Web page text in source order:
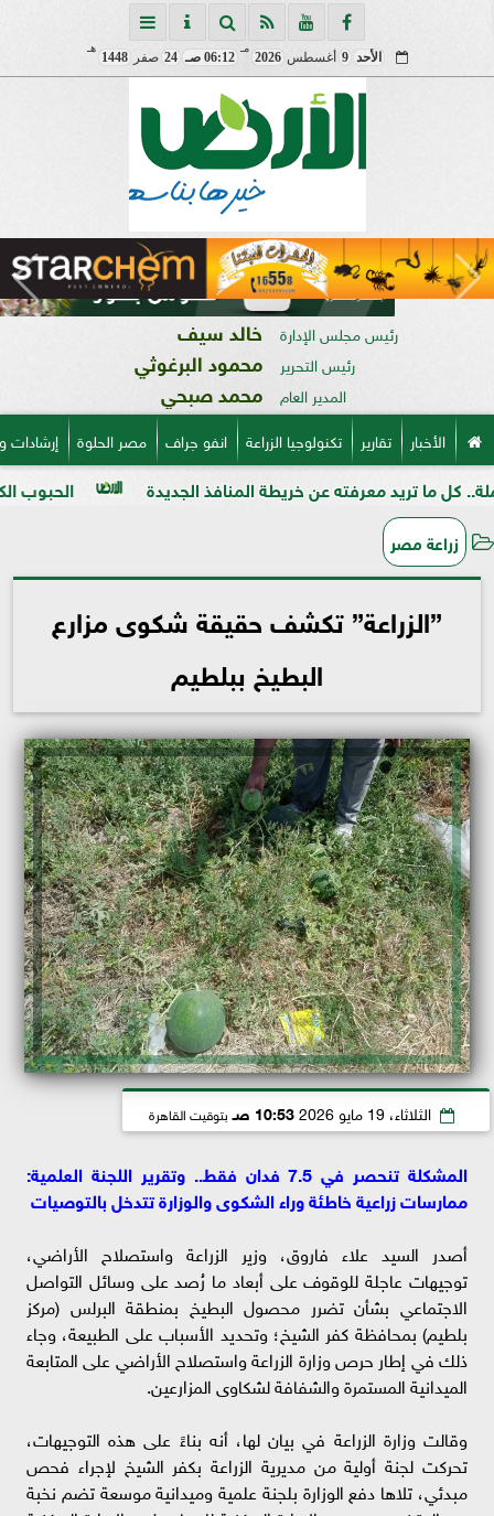
الأحد 9 أغسطس2026
مـ
06:12 صـ 24 صفر1448
هـ
رئيس مجلس الإدارة خالد سيف
رئيس التحرير محمود البرغوثي
المدير العام محمد صبحي
الأخبار تقارير تكنولوجيا الزراعة انفو جراف مصر الحلوة
الحبوب الكاملة معرفته عن خريطة المنافذ الجديدة
زراعة مصر
”الزراعة” تكشف حقيقة شكوى مزارع
البطيخ ببلطيم
الثلاثاء، 19 مايو 2026 10:53 صـ بتوقيت القاهرة
المشكلة تنحصر في 7.5 فدان فقط.. وتقرير اللجنة العلمية:
ممارسات زراعية خاطئة وراء الشكوى والوزارة تتدخل بالتوصيات
أصدر السيد علاء فاروق، وزير الزراعة واستصلاح الأراضي،
توجيهات عاجلة للوقوف على أبعاد ما رُصد على وسائل التواصل
الاجتماعي بشأن تضرر محصول البطيخ بمنطقة البرلس (مركز
بلطيم) بمحافظة كفر الشيخ؛ وتحديد الأسباب على الطبيعة، وجاء
ذلك في إطار حرص وزارة الزراعة واستصلاح الأراضي على المتابعة
الميدانية المستمرة والشفافة لشكاوى المزارعين.
وقالت وزارة الزراعة في بيان لها، أنه بناءً على هذه التوجيهات،
تحركت لجنة أولية من مديرية الزراعة بكفر الشيخ لإجراء فحص
مبدئي، تلاها دفع الوزارة بلجنة علمية وميدانية موسعة تضم نخبة